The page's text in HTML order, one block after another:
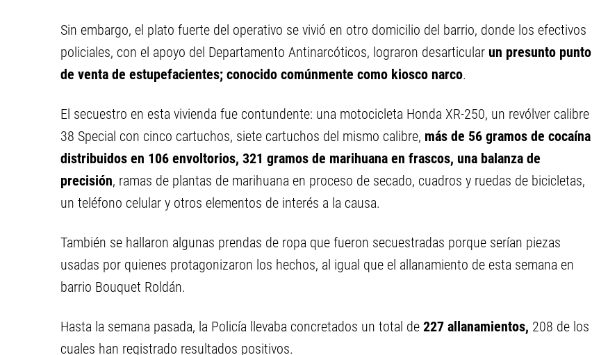
Sin embargo, el plato fuerte del operativo se vivió en otro domicilio del barrio, donde los efectivos
policiales, con el apoyo del Departamento Antinarcóticos, lograron desarticular un presunto punto
de venta de estupefacientes; conocido comúnmente como kiosco narco.
El secuestro en esta vivienda fue contundente: una motocicleta Honda XR-250, un revólver calibre
38 Special con cinco cartuchos, siete cartuchos del mismo calibre, más de 56 gramos de cocaína
distribuidos en 106 envoltorios, 321 gramos de marihuana en frascos, una balanza de
precisión, ramas de plantas de marihuana en proceso de secado, cuadros y ruedas de bicicletas,
un teléfono celular y otros elementos de interés a la causa.
También se hallaron algunas prendas de ropa que fueron secuestradas porque serían piezas
usadas por quienes protagonizaron los hechos, al igual que el allanamiento de esta semana en
barrio Bouquet Roldán.
Hasta la semana pasada, la Policía llevaba concretados un total de 227 allanamientos, 208 de los
cuales han registrado resultados positivos.